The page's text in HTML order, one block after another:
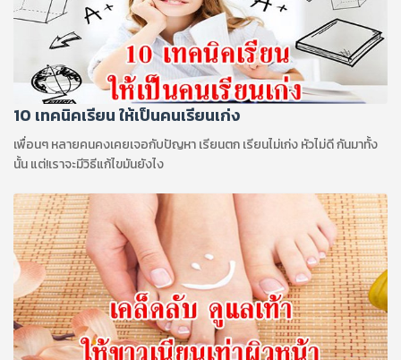
10 เทคนิคเรียน ให้เป็นคนเรียนเก่ง
เพื่อนๆ หลายคนคงเคยเจอกับปัญหา เรียนตก เรียนไม่เก่ง หัวไม่ดี กันมาทั้ง
นั้น แต่!เราจะมีวิธีแก้ไขมันยังไง